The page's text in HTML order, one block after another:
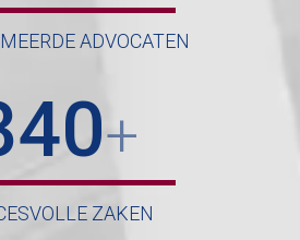
ADVOCATEN
+
ZAKEN